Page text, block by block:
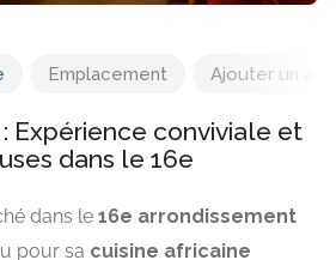
Emplacement Ajouter un avis
Expérience conviviale et
dans le 16e
dans le 16e arrondissement
pour sa cuisine africaine